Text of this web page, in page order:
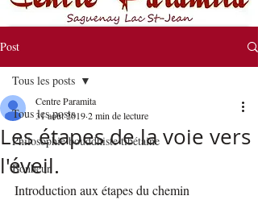
Post
Tous les posts
Philosophie bouddhiste tibétaine
Bonheur
Tous les posts
Les étapes de la voie vers
l'éveil.
Centre Paramita
31 août 20192 min de lecture
Introduction aux étapes du chemin